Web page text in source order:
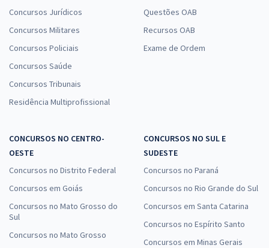
Concursos Jurídicos
Concursos Militares
Concursos Policiais
Concursos Saúde
Concursos Tribunais
Residência Multiprofissional
Questões OAB
Recursos OAB
Exame de Ordem
CONCURSOS NO CENTRO-
OESTE
Concursos no Distrito Federal
Concursos em Goiás
Concursos no Mato Grosso do
Sul
Concursos no Mato Grosso
CONCURSOS NO SUL E
SUDESTE
Concursos no Paraná
Concursos no Rio Grande do Sul
Concursos em Santa Catarina
Concursos no Espírito Santo
Concursos em Minas Gerais